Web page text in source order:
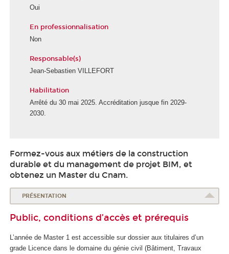
Oui
En professionnalisation
Non
Responsable(s)
Jean-Sebastien VILLEFORT
Habilitation
Arrêté du 30 mai 2025. Accréditation jusque fin 2029-
2030.
Formez-vous aux métiers de la construction
durable et du management de projet BIM, et
obtenez un Master du Cnam.
PRÉSENTATION
Public, conditions d’accès et prérequis
L’année de Master 1 est accessible sur dossier aux titulaires d’un
grade Licence dans le domaine du génie civil (Bâtiment, Travaux